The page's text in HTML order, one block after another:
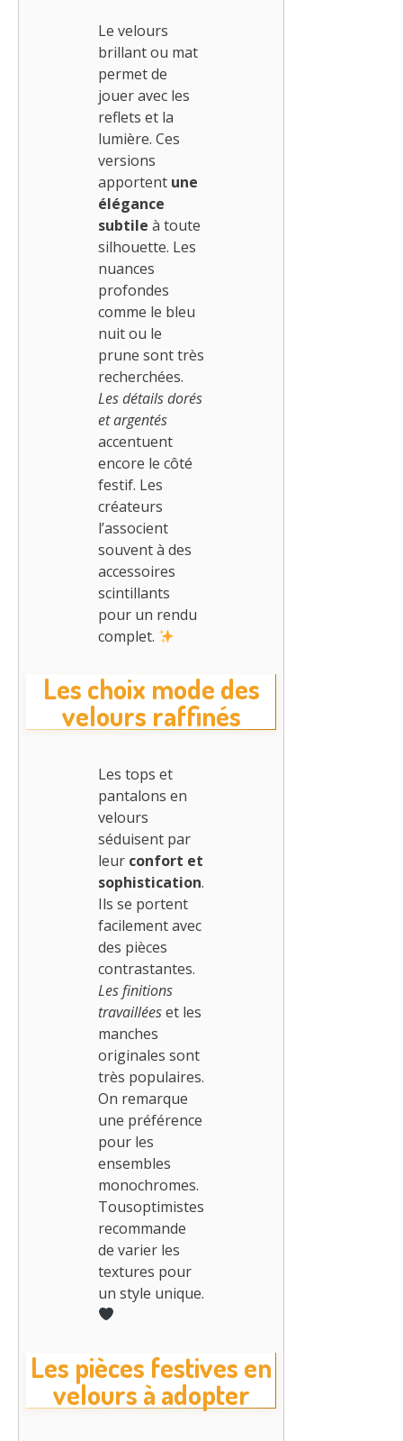
Le velours
brillant ou mat
permet de
jouer avec les
reflets et la
lumière. Ces
versions
apportent une
élégance
subtile à toute
silhouette. Les
nuances
profondes
comme le bleu
nuit ou le
prune sont très
recherchées.
Les détails dorés
et argentés
accentuent
encore le côté
festif. Les
créateurs
l’associent
souvent à des
accessoires
scintillants
pour un rendu
complet.
Les choix mode des
velours raffinés
Les tops et
pantalons en
velours
séduisent par
leur confort et
sophistication.
Ils se portent
facilement avec
des pièces
contrastantes.
Les finitions
travailléeset les
manches
originales sont
très populaires.
On remarque
une préférence
pour les
ensembles
monochromes.
Tousoptimistes
recommande
de varier les
textures pour
un style unique.
Les pièces festives en
velours à adopter